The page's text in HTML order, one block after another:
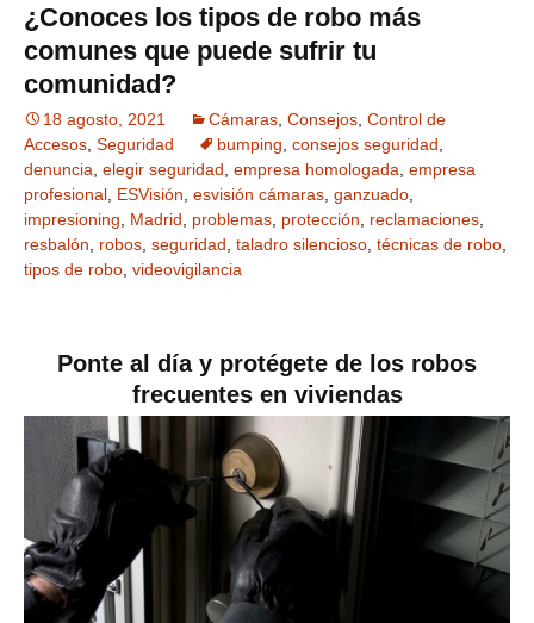
¿Conoces los tipos de robo más
comunes que puede sufrir tu
comunidad?
18 agosto, 2021 Cámaras Consejos Control de
Accesos Seguridad bumping consejos seguridad
denuncia elegir seguridad empresa homologada empresa
profesional ESVisión esvisión cámaras ganzuado
impresioning
Madrid problemas protección reclamaciones
resbalón
robos seguridad taladro silencioso técnicas de robo
tipos de robo videovigilancia
Ponte al día y protégete de los robos
frecuentes en viviendas